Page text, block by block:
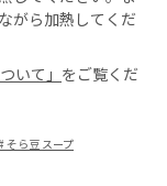
がら加熱してくだ
いて」 をご覧くだ
そら豆 スープ